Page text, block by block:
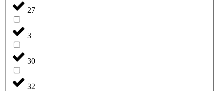
27
3
30
32